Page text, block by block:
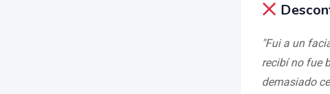
"Fui a un
recibí no fue
demasiado